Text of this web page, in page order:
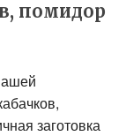
помидор
заготовка